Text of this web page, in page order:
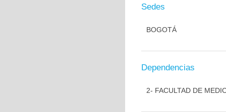
Sedes
BOGOTÁ
Dependencias
2- FACULTAD DE